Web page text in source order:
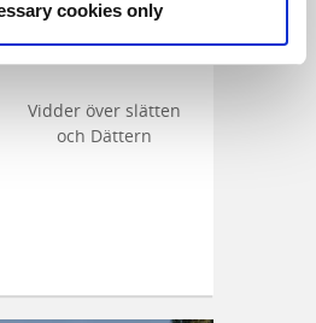
cookies only
Utsiktsplatsen
Grästorp
Vidder över slätten
och Dättern